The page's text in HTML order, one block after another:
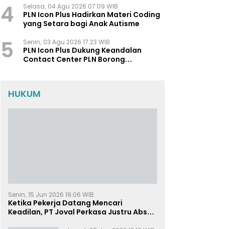
Polda Jatim
4 Selasa, 04 Agu 2026 07:09 WIB
PLN Icon Plus Hadirkan Materi Coding
yang Setara bagi Anak Autisme
5 Senin, 03 Agu 2026 17:23 WIB
PLN Icon Plus Dukung Keandalan
Contact Center PLN Borong
HUKUM
Senin, 15 Jun 2026 19:06 WIB
Ketika Pekerja Datang Mencari
Keadilan, PT Joval Perkasa Justru Absen